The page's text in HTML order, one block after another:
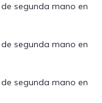
segunda mano en
segunda mano en
segunda mano en